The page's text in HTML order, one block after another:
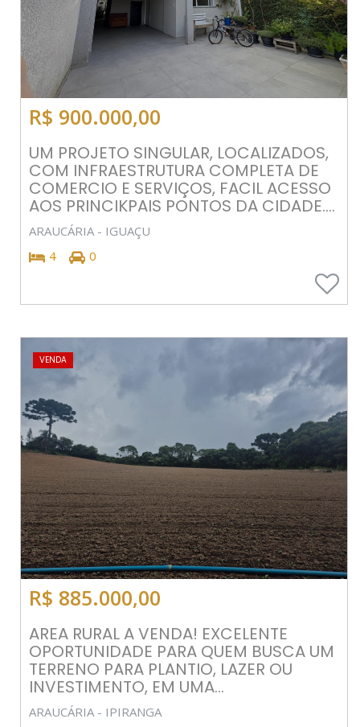
R$ 900.000,00
UM PROJETO SINGULAR, LOCALIZADOS,
COM INFRAESTRUTURA COMPLETA DE
COMERCIO E SERVIÇOS, FACIL ACESSO
AOS PRINCIKPAIS PONTOS DA CIDADE....
ARAUCÁRIA - IGUAÇU
4
0
VENDA
R$ 885.000,00
AREA RURAL A VENDA! EXCELENTE
OPORTUNIDADE PARA QUEM BUSCA UM
TERRENO PARA PLANTIO, LAZER OU
INVESTIMENTO, EM UMA...
ARAUCÁRIA - IPIRANGA